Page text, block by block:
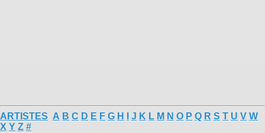
ARTISTES A B C D E F G H J K L M N O P Q R S T U V W
X Y Z #